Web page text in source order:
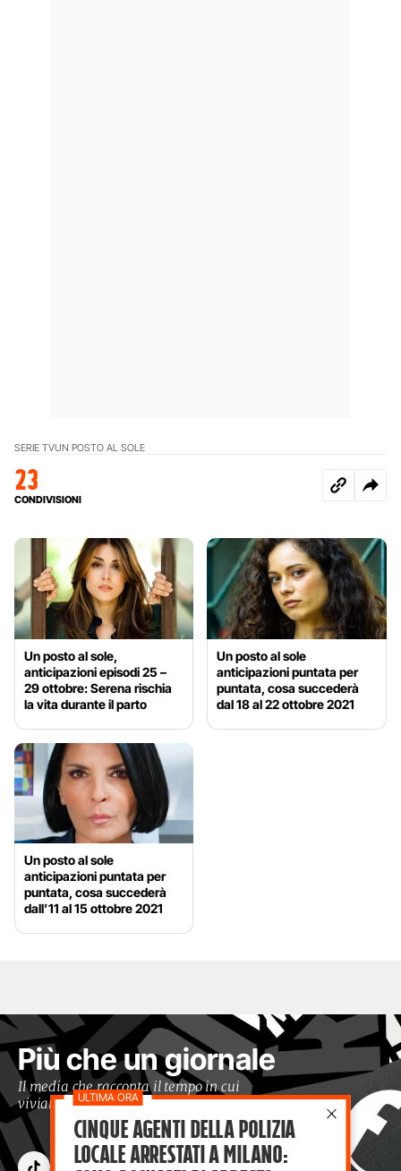
SERIE TVUN POSTO AL SOLE
23
CONDIVISIONI
Un posto al sole,
anticipazioni episodi 25 –
29 ottobre: Serena rischia
la vita durante il parto
Un posto al sole
anticipazioni puntata per
puntata, cosa succederà
dal 18 al 22 ottobre 2021
Un posto al sole
anticipazioni puntata per
puntata, cosa succederà
dall’11 al 15 ottobre 2021
Più che un giornale
Il media che racconta il tempo in cui
viviamo con occhi moderni
Cinque agenti della polizia
locale arrestati a Milano: